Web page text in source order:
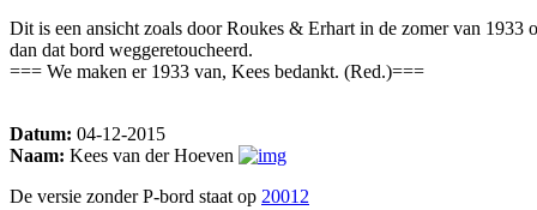
Dit is een ansicht zoals door Roukes & Erhart in de zomer van
dan dat bord weggeretoucheerd.
=== We maken er 1933 van, Kees bedankt. (Red.)===
Datum: 04-12-2015
Naam: Kees van der Hoeven
De versie zonder P-bord staat op 20012